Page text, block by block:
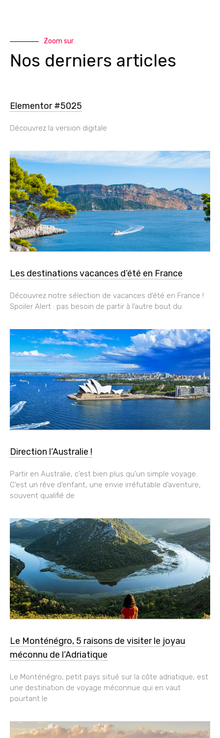
Zoom sur
Nos derniers articles
Elementor #5025
Découvrez la version digitale
Les destinations vacances d’été en France
Découvrez notre sélection de vacances d’été en France !
Spoiler Alert : pas besoin de partir à l’autre bout du
Direction l’Australie !
Partir en Australie, c’est bien plus qu’un simple voyage.
C’est un rêve d’enfant, une envie irréfutable d’aventure,
souvent qualifié de
Le Monténégro, 5 raisons de visiter le joyau
méconnu de l’Adriatique
Le Monténégro, petit pays situé sur la côte adriatique, est
une destination de voyage méconnue qui en vaut
pourtant le